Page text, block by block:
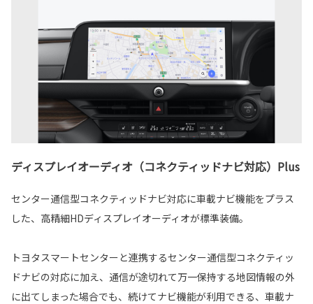
ディスプレイオーディオ（コネクティッドナビ対応）Plus
センター通信型コネクティッドナビ対応に車載ナビ機能をプラス
した、高精細HDディスプレイオーディオが標準装備。
トヨタスマートセンターと連携するセンター通信型コネクティッ
ドナビの対応に加え、通信が途切れて万一保持する地図情報の外
に出てしまった場合でも、続けてナビ機能が利用できる、車載ナ